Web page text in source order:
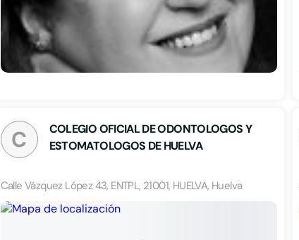
C
COLEGIO OFICIAL DE ODONTOLOGOS Y
ESTOMATOLOGOS DE HUELVA
Calle Vázquez López 43, ENTPL, 21001, HUELVA, Huelva